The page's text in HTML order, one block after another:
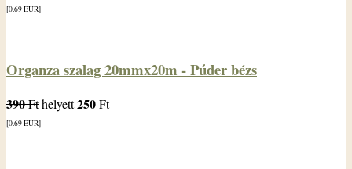
[0.69EUR]
Organza szalag 20mmx20m - Púder bézs
390Fthelyett250Ft
[0.69EUR]